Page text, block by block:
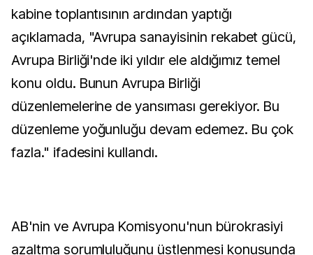
kabine toplantısının ardından yaptığı
açıklamada, "Avrupa sanayisinin rekabet gücü,
Avrupa Birliği'nde iki yıldır ele aldığımız temel
konu oldu. Bunun Avrupa Birliği
düzenlemelerine de yansıması gerekiyor. Bu
düzenleme yoğunluğu devam edemez. Bu çok
fazla." ifadesini kullandı.
AB'nin ve Avrupa Komisyonu'nun bürokrasiyi
azaltma sorumluluğunu üstlenmesi konusunda